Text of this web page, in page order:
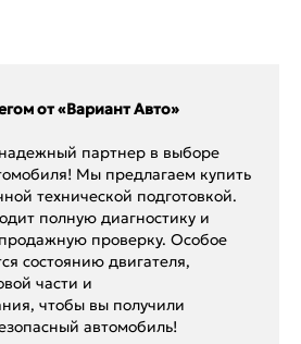
от «Вариант Авто»
партнер в выборе
Мы предлагаем купить
технической подготовкой.
полную диагностику и
проверку. Особое
состоянию двигателя,
части и
чтобы вы получили
автомобиль!